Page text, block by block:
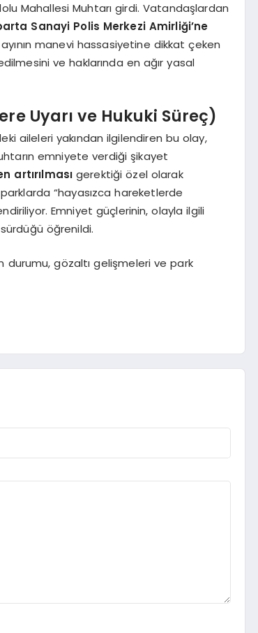
Mahallesi Muhtarı girdi. Vatandaşlardan
Sanayi Polis Merkezi Amirliği’ne
manevi hassasiyetine dikkat çeken
ve haklarında en ağır yasal
Uyarı ve Hukuki Süreç)
aileleri yakından ilgilendiren bu olay,
emniyete verdiği şikayet
artırılması gerektiği özel olarak
“hayasızca hareketlerde
Emniyet güçlerinin, olayla ilgili
öğrenildi.
durumu, gözaltı gelişmeleri ve park